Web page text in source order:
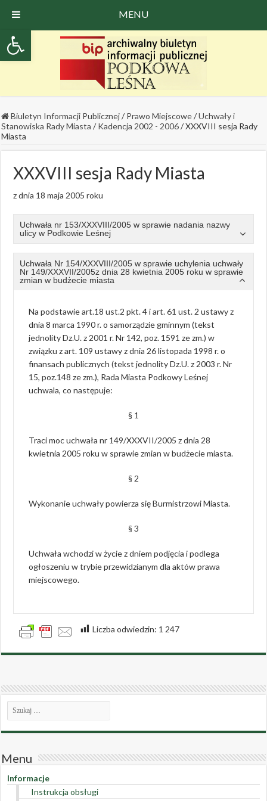
Open toolbar
Biuletyn Informacji Publicznej/ Prawo Miejscowe/Uchwały i
Stanowiska Rady Miasta / Kadencja 2002 - 2006/XXXVIII sesja Rady
Miasta
XXXVIII sesja Rady Miasta
z dnia 18 maja 2005 roku
Uchwała nr 153/XXXVIII/2005 w sprawie nadania nazwy
ulicy w Podkowie Leśnej
Uchwała Nr 154/XXXVIII/2005 w sprawie uchylenia uchwały
Nr 149/XXXVII/2005z dnia 28 kwietnia 2005 roku w sprawie
zmian w budżecie miasta
Na podstawie art.18 ust.2 pkt. 4 i art. 61 ust. 2 ustawy z
dnia 8 marca 1990 r. o samorządzie gminnym (tekst
jednolity Dz.U. z 2001 r. Nr 142, poz. 1591 ze zm.) w
związku z art. 109 ustawy z dnia 26 listopada 1998 r. o
finansach publicznych (tekst jednolity Dz.U. z 2003 r. Nr
15, poz.148 ze zm.), Rada Miasta Podkowy Leśnej
uchwala, co następuje:
§ 1
Traci moc uchwała nr 149/XXXVII/2005 z dnia 28
kwietnia 2005 roku w sprawie zmian w budżecie miasta.
§ 2
Wykonanie uchwały powierza się Burmistrzowi Miasta.
§ 3
Uchwała wchodzi w życie z dniem podjęcia i podlega
ogłoszeniu w trybie przewidzianym dla aktów prawa
miejscowego.
Liczba odwiedzin: 1 247
Menu
Informacje
Instrukcja obsługi
MENU